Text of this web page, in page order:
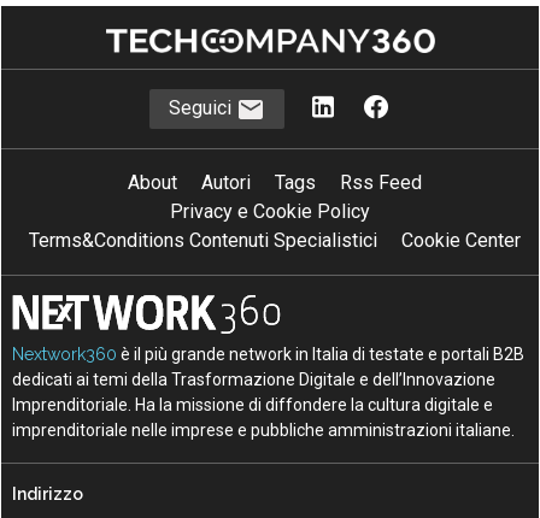
Seguici
About Autori Tags
Rss Feed
Privacy e Cookie Policy
Terms&Conditions Contenuti Specialistici
Cookie Center
Nextwork360 è il più grande network in Italia di testate e portali B2B
dedicati ai temi della Trasformazione Digitale e dell’Innovazione
Imprenditoriale. Ha la missione di diffondere la cultura digitale e
imprenditoriale nelle imprese e pubbliche amministrazioni italiane.
Indirizzo